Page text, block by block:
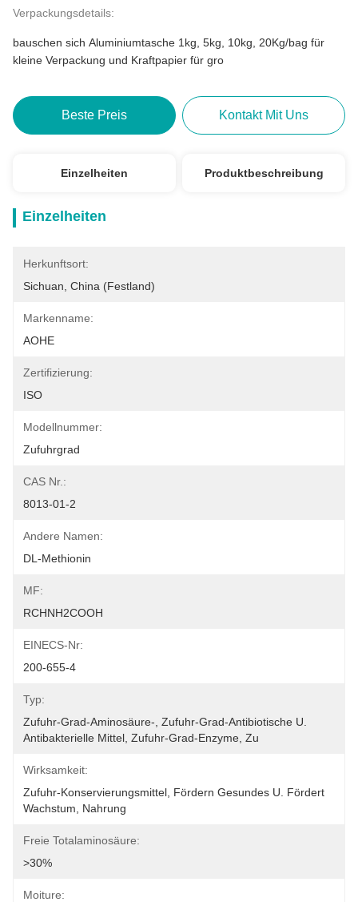
Verpackungsdetails:
bauschen sich Aluminiumtasche 1kg, 5kg, 10kg, 20Kg/bag für
kleine Verpackung und Kraftpapier für gro
Beste Preis Kontakt Mit Uns
Einzelheiten Produktbeschreibung
Einzelheiten
Herkunftsort:
Sichuan, China (Festland)
Markenname:
AOHE
Zertifizierung:
ISO
Modellnummer:
Zufuhrgrad
CAS Nr.:
8013-01-2
Andere Namen:
DL-Methionin
MF:
RCHNH2COOH
EINECS-Nr:
200-655-4
Typ:
Zufuhr-Grad-Aminosäure-, Zufuhr-Grad-Antibiotische U.
Antibakterielle Mittel, Zufuhr-Grad-Enzyme, Zu
Wirksamkeit:
Zufuhr-Konservierungsmittel, Fördern Gesundes U. Fördert
Wachstum, Nahrung
Freie Totalaminosäure:
>30%
Moiture: